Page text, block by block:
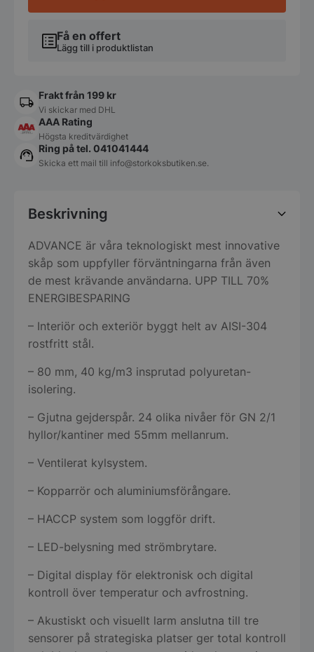
Fagor
Få en offert
Lägg till i produktlistan
Frakt från 199 kr
Vi skickar med DHL
AAA Rating
Högsta kreditvärdighet
Ring på tel. 041041444
Skicka ett mail till info@storkoksbutiken.se.
Beskrivning
ADVANCE är våra teknologiskt mest innovative
skåp som uppfyller förväntningarna från även
de mest krävande användarna. UPP TILL 70%
ENERGIBESPARING
– Interiör och exteriör byggt helt av AISI-304
rostfritt stål.
– 80 mm, 40 kg/m3 insprutad polyuretan-
isolering.
– Gjutna gejderspår. 24 olika nivåer för GN 2/1
hyllor/kantiner med 55mm mellanrum.
– Ventilerat kylsystem.
– Kopparrör och aluminiumsförångare.
– HACCP system som loggför drift.
– LED-belysning med strömbrytare.
– Digital display för elektronisk och digital
kontroll över temperatur och avfrostning.
– Akustiskt och visuellt larm anslutna till tre
sensorer på strategiska platser ger total kontroll